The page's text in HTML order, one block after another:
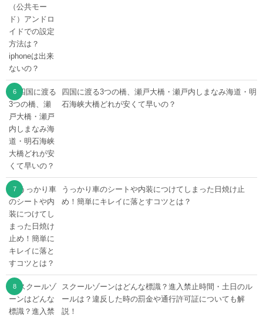
四国に渡る3つの橋、瀬戸大橋・瀬戸内しまなみ海道・明
石海峡大橋どれが安くて早いの？
うっかり車のシートや内装につけてしまった日焼け止
め！簡単にキレイに落とすコツとは？
スクールゾーンはどんな標識？進入禁止時間・土日のル
ールは？違反した時の罰金や通行許可証についても解
説！